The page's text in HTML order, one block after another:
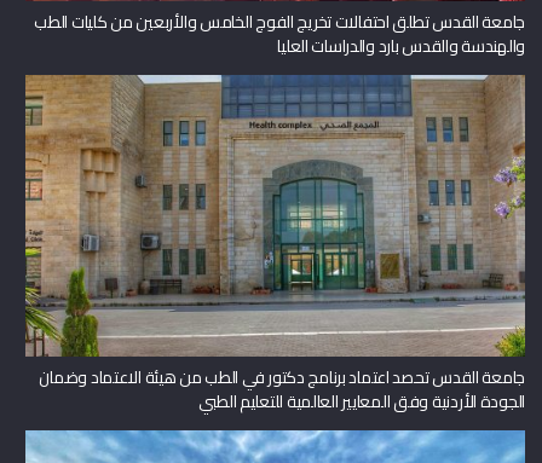
جامعة القدس تطلق احتفالات تخريج الفوج الخامس والأربعين من كليات الطب
والهندسة والقدس بارد والدراسات العليا
جامعة القدس تحصد اعتماد برنامج دكتور في الطب من هيئة الاعتماد وضمان
الجودة الأردنية وفق المعايير العالمية للتعليم الطبي